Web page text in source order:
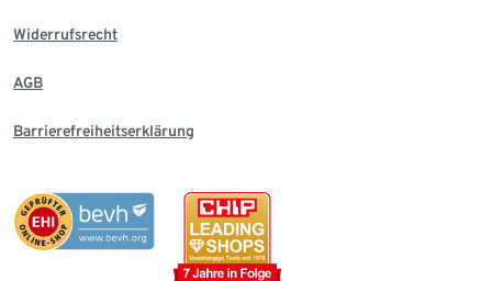
Widerrufsrecht
AGB
Barrierefreiheitserklärung